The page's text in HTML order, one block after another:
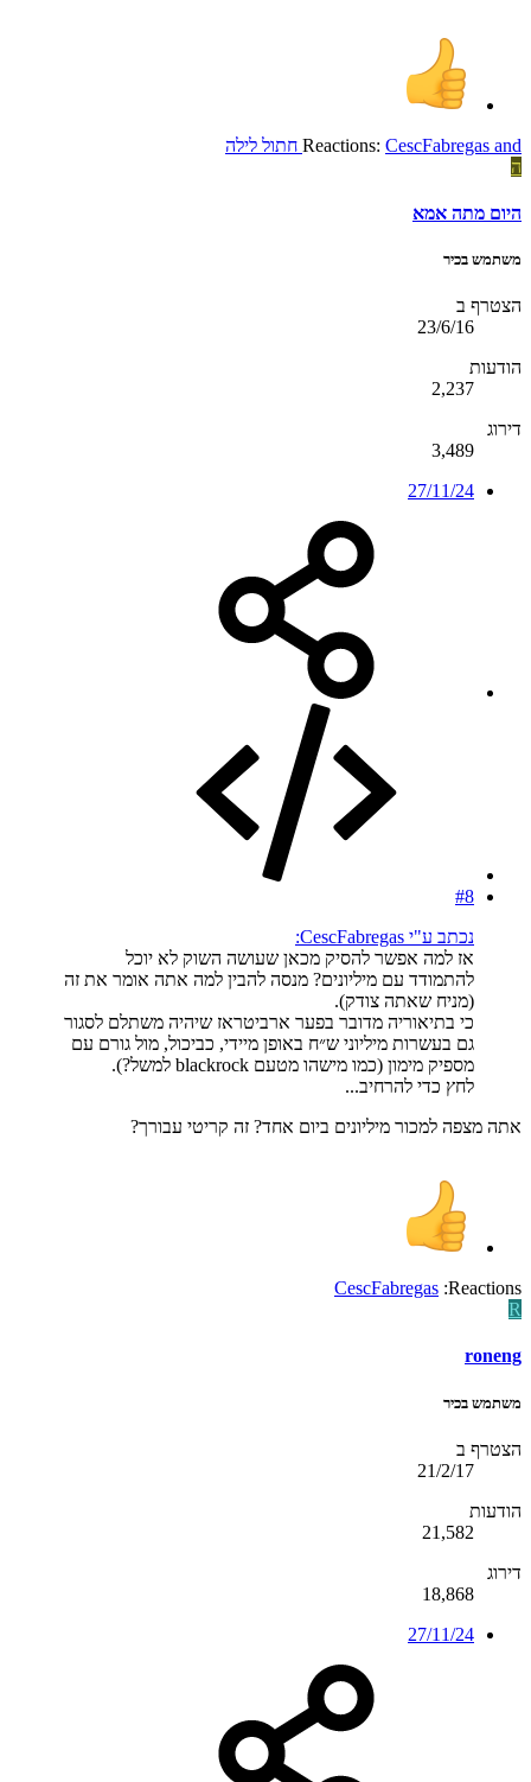
Reactions: CescFabregas and
חתול לילה
ה
היום מתה אמא
משתמש בכיר
הצטרף ב
23/6/16
הודעות
2,237
דירוג
3,489
27/11/24
#8
נכתב ע"י CescFabregas:
אז למה אפשר להסיק מכאן שעושה השוק לא יוכל
להתמודד עם מיליונים? מנסה להבין למה אתה אומר את זה
(מניח שאתה צודק).
כי בתיאוריה מדובר בפער ארביטראז שיהיה משתלם לסגור
גם בעשרות מיליוני ש״ח באופן מיידי, כביכול, מול גורם עם
מספיק מימון (כמו מישהו מטעם blackrock למשל?).
לחץ כדי להרחיב...
אתה מצפה למכור מיליונים ביום אחד? זה קריטי עבורך?
Reactions:
CescFabregas
R
roneng
משתמש בכיר
הצטרף ב
21/2/17
הודעות
21,582
דירוג
18,868
27/11/24